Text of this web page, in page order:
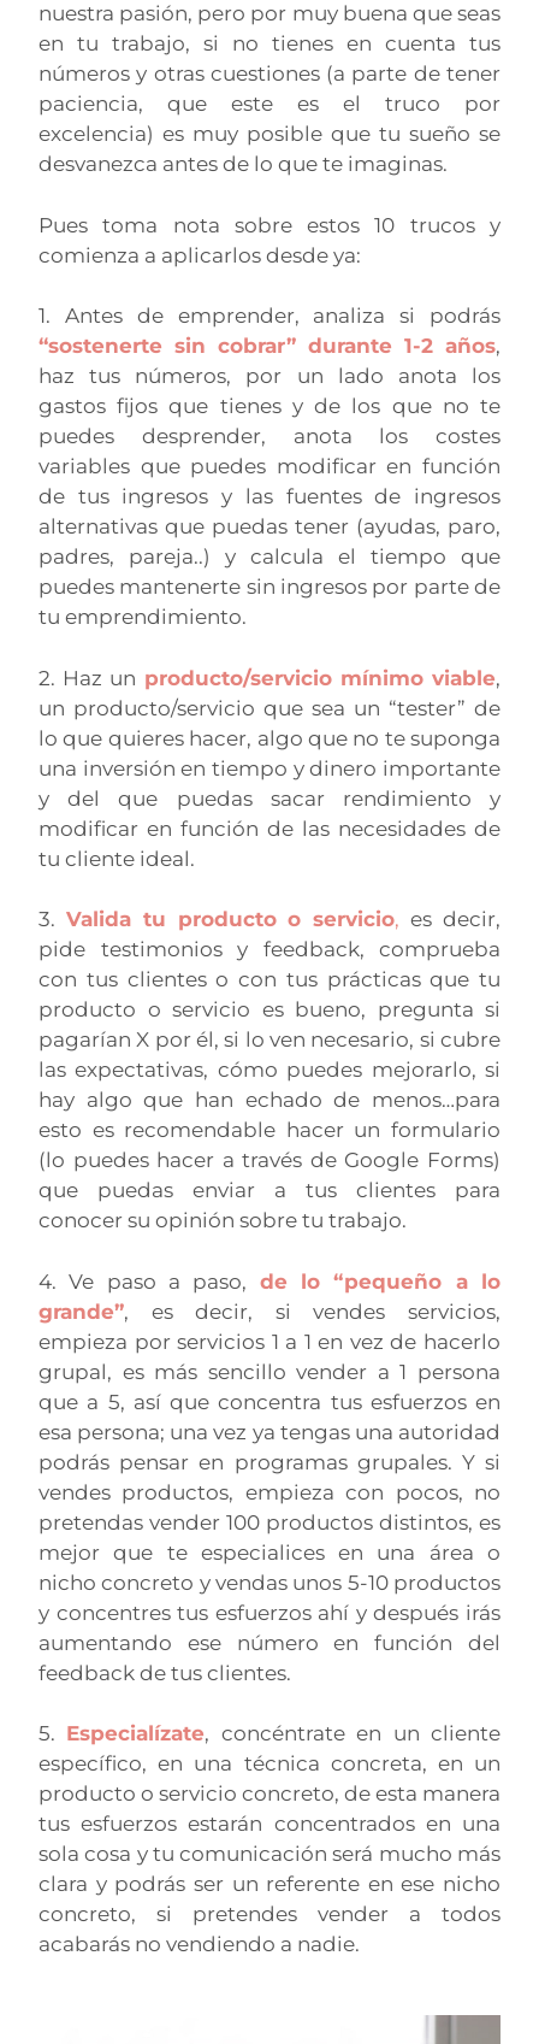
nuestra pasión, pero por muy buena que seas
en tu trabajo, si no tienes en cuenta tus
números y otras cuestiones (a parte de tener
paciencia, que este es el truco por
excelencia) es muy posible que tu sueño se
desvanezca antes de lo que te imaginas.
Pues toma nota sobre estos 10 trucos y
comienza a aplicarlos desde ya:
1. Antes de emprender, analiza si podrás
“sostenerte sin cobrar” durante 1-2 años,
haz tus números, por un lado anota los
gastos fijos que tienes y de los que no te
puedes desprender, anota los costes
variables que puedes modificar en función
de tus ingresos y las fuentes de ingresos
alternativas que puedas tener (ayudas, paro,
padres, pareja..) y calcula el tiempo que
puedes mantenerte sin ingresos por parte de
tu emprendimiento.
2. Haz un producto/servicio mínimo viable,
un producto/servicio que sea un “tester” de
lo que quieres hacer, algo que no te suponga
una inversión en tiempo y dinero importante
y del que puedas sacar rendimiento y
modificar en función de las necesidades de
tu cliente ideal.
3. Valida tu producto o servicio, es decir,
pide testimonios y feedback, comprueba
con tus clientes o con tus prácticas que tu
producto o servicio es bueno, pregunta si
pagarían X por él, si lo ven necesario, si cubre
las expectativas, cómo puedes mejorarlo, si
hay algo que han echado de menos…para
esto es recomendable hacer un formulario
(lo puedes hacer a través de Google Forms)
que puedas enviar a tus clientes para
conocer su opinión sobre tu trabajo.
4. Ve paso a paso, de lo “pequeño a lo
grande”, es decir, si vendes servicios,
empieza por servicios 1 a 1 en vez de hacerlo
grupal, es más sencillo vender a 1 persona
que a 5, así que concentra tus esfuerzos en
esa persona; una vez ya tengas una autoridad
podrás pensar en programas grupales. Y si
vendes productos, empieza con pocos, no
pretendas vender 100 productos distintos, es
mejor que te especialices en una área o
nicho concreto y vendas unos 5-10 productos
y concentres tus esfuerzos ahí y después irás
aumentando ese número en función del
feedback de tus clientes.
5. Especialízate, concéntrate en un cliente
específico, en una técnica concreta, en un
producto o servicio concreto, de esta manera
tus esfuerzos estarán concentrados en una
sola cosa y tu comunicación será mucho más
clara y podrás ser un referente en ese nicho
concreto, si pretendes vender a todos
acabarás no vendiendo a nadie.